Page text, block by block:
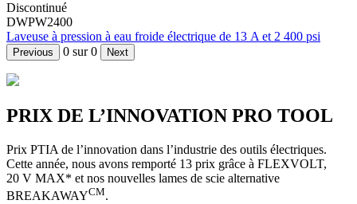
Discontinué
DWPW2400
Laveuse à pression à eau froide électrique de 13 A et 2 400 psi
Previous 0 sur0 Next
PRIX DE L’INNOVATION PRO TOOL
Prix PTIA de l’innovation dans l’industrie des outils électriques.
Cette année, nous avons remporté 13 prix grâce à FLEXVOLT,
20 V MAX* et nos nouvelles lames de scie alternative
BREAKAWAYCM.